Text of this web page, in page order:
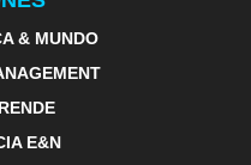
& MUNDO
E&N